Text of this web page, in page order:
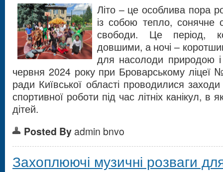
Літо – це особлива пора
із собою тепло, сонячне
свободи. Це період,
довшими, а ночі –
для насолоди природою
червня 2024 року при Броварському ліцеї
ради Київської області проводилися заходи
спортивної роботи під час літніх канікул, в
дітей.
Posted By admin bnvo
Захоплюючі музичні розваги